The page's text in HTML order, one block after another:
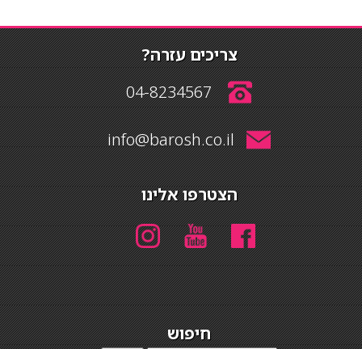
צריכים עזרה?
04-8234567
info@barosh.co.il
הצטרפו אלינו
חיפוש